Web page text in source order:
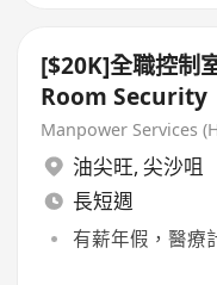
[$20K]全職控制
Room Security
Manpower Services
油尖旺, 尖沙咀
長短週
有薪年假，醫療